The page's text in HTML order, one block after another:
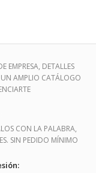
EMPRESA, DETALLES
UN AMPLIO CATÁLOGO
CON LA PALABRA,
SIN PEDIDO MÍNIMO